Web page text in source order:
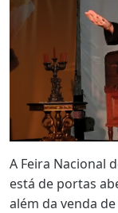
A Feira Nacional
está de portas
além da venda